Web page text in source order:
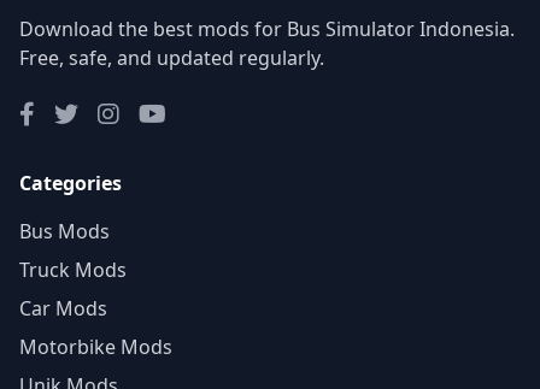
Download the best mods for Bus Simulator Indonesia.
Free, safe, and updated regularly.
Categories
Bus Mods
Truck Mods
Car Mods
Motorbike Mods